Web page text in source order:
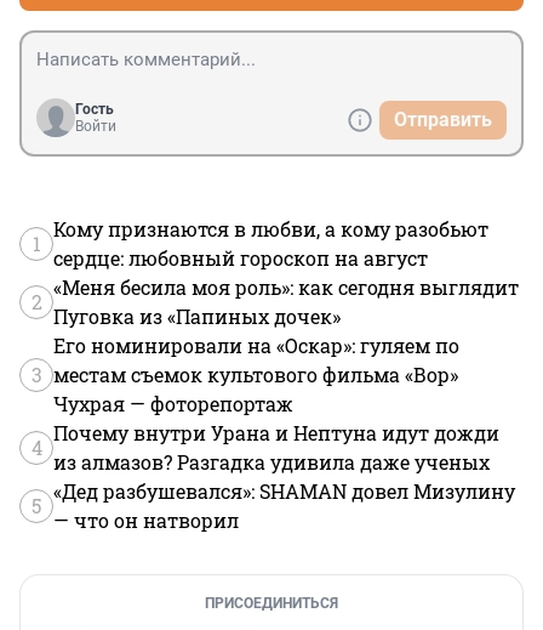
Гость
Войти
Отправить
1
Кому признаются в любви, а кому разобьют
сердце: любовный гороскоп на август
2
«Меня бесила моя роль»: как сегодня выглядит
Пуговка из «Папиных дочек»
3
Его номинировали на «Оскар»: гуляем по
местам съемок культового фильма «Вор»
Чухрая — фоторепортаж
4
Почему внутри Урана и Нептуна идут дожди
из алмазов? Разгадка удивила даже ученых
5
«Дед разбушевался»: SHAMAN довел Мизулину
— что он натворил
ПРИСОЕДИНИТЬСЯ